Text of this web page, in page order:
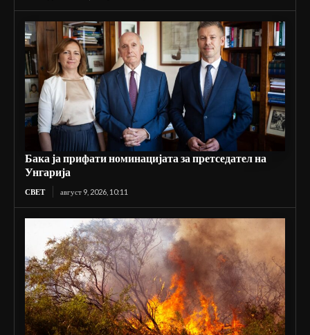
Бака ја прифати номинацијата за претседател на
Унгарија
СВЕТ август 9, 2026, 10:11